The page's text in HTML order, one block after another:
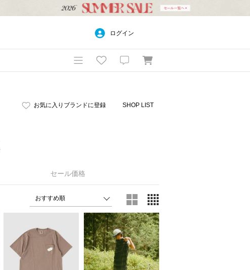
ログイン
お気に入りブランドに登録 SHOP LIST
セール価格